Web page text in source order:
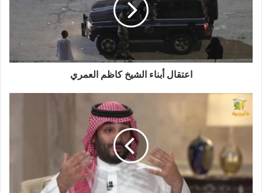
اعتقال أبناء الشيخ كاظم العمري